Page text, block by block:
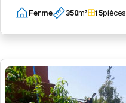
Ferme 350m² 15pièces